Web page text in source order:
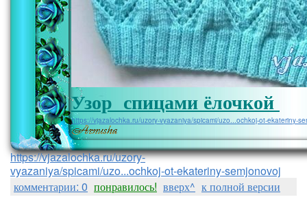
Узор спицами ёлочкой
https://vjazalochka.ru/uzory-vyazaniya/spicami/uzo...ochkoj-ot-ekateriny-
https://vjazalochka.ru/uzory-
vyazaniya/spicami/uzo...ochkoj-ot-ekateriny-semjonovoj
комментарии: 0 понравилось! вверх^ к полной версии